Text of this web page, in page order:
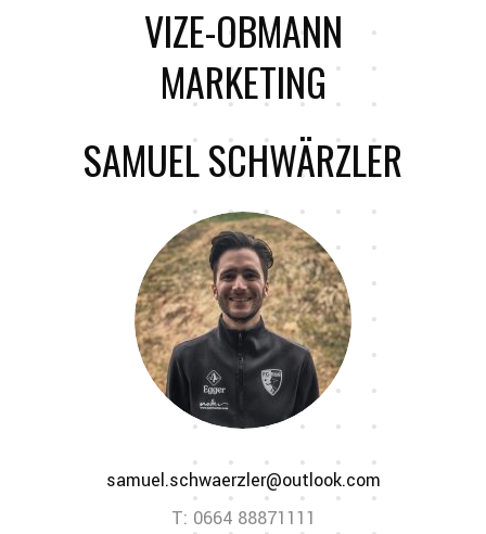
VIZE-OBMANN
MARKETING
SAMUEL SCHWÄRZLER
samuel.schwaerzler@outlook.com
T: 0664 88871111